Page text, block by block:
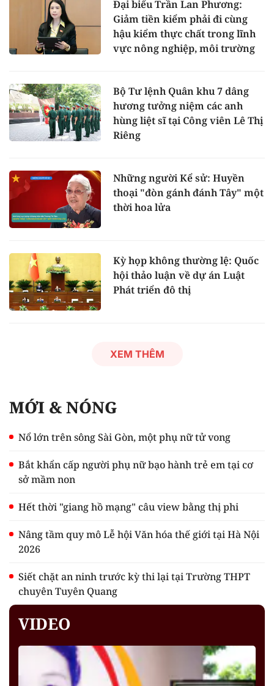
Đại biểu Trần Lan Phương:
Giảm tiền kiểm phải đi cùng
hậu kiểm thực chất trong lĩnh
vực nông nghiệp, môi trường
Bộ Tư lệnh Quân khu 7 dâng
hương tưởng niệm các anh
hùng liệt sĩ tại Công viên Lê Thị
Riêng
Những người Kể sử: Huyền
thoại "đòn gánh đánh Tây" một
thời hoa lửa
Kỳ họp không thường lệ: Quốc
hội thảo luận về dự án Luật
Phát triển đô thị
XEM THÊM
MỚI & NÓNG
Nổ lớn trên sông Sài Gòn, một phụ nữ tử vong
Bắt khẩn cấp người phụ nữ bạo hành trẻ em tại cơ
sở mầm non
Hết thời "giang hồ mạng" câu view bằng thị phi
Nâng tầm quy mô Lễ hội Văn hóa thế giới tại Hà Nội
2026
Siết chặt an ninh trước kỳ thi lại tại Trường THPT
chuyên Tuyên Quang
VIDEO